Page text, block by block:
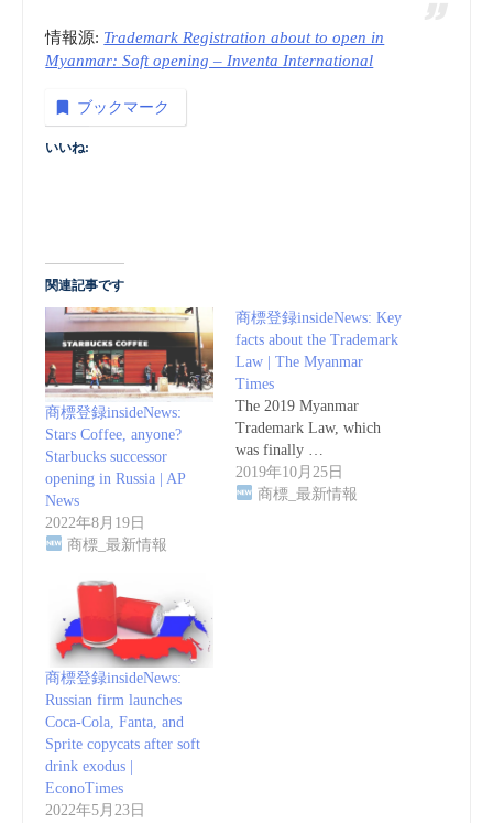
情報源: Trademark Registration about to open in
Myanmar: Soft opening – Inventa International
ブックマーク
いいね:
関連記事です
商標登録insideNews:
Stars Coffee, anyone?
Starbucks successor
opening in Russia | AP
News
2022年8月19日
商標_最新情報
商標登録insideNews: Key
facts about the Trademark
Law | The Myanmar
Times
The 2019 Myanmar
Trademark Law, which
was finally …
2019年10月25日
商標_最新情報
商標登録insideNews:
Russian firm launches
Coca-Cola, Fanta, and
Sprite copycats after soft
drink exodus |
EconoTimes
2022年5月23日